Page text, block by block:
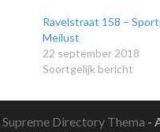
Ravelstraat 158 –
Meilust
22 september 2018
Soortgelijk bericht
Supreme Directory Thema -